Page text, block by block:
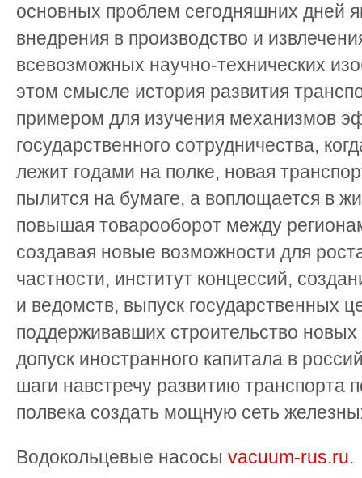
основных проблем сегодняшних дней
внедрения в производство и
всевозможных научно-технических
этом смысле история развития
примером для изучения механизмов
государственного сотрудничества,
лежит годами на полке, новая
пылится на бумаге, а воплощается в
повышая товарооборот между
создавая новые возможности для
частности, институт концессий,
и ведомств, выпуск государственных
поддерживавших строительство
допуск иностранного капитала в
шаги навстречу развитию транспорта
полвека создать мощную сеть
Водокольцевые насосы vacuum-rus.ru.